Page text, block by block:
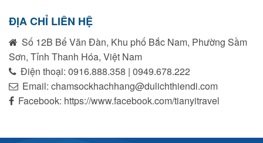
ĐỊA CHỈ LIÊN HỆ
Số 12B Bế Văn Đàn, Khu phố Bắc Nam, Phường Sầm
Sơn, Tỉnh Thanh Hóa, Việt Nam
Điện thoại: 0916.888.358 | 0949.678.222
Email: chamsockhachhang@dulichthiendi.com
Facebook: https://www.facebook.com/tianyitravel